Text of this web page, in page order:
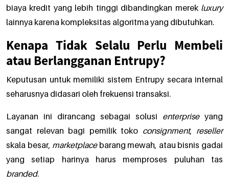
biaya kredit yang lebih tinggi dibandingkan merek luxury
lainnya karena kompleksitas algoritma yang dibutuhkan.
Kenapa Tidak Selalu Perlu Membeli
atau Berlangganan Entrupy?
Keputusan untuk memiliki sistem Entrupy secara internal
seharusnya didasari oleh frekuensi transaksi.
Layanan ini dirancang sebagai solusi enterpriseyang
sangat relevan bagi pemilik toko consignment, reseller
skala besar, marketplacebarang mewah, atau bisnis gadai
yang setiap harinya harus memproses puluhan tas
branded.